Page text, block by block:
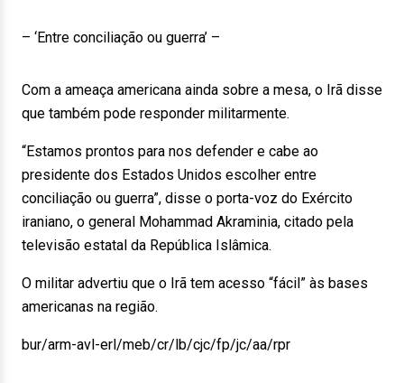
– ‘Entre conciliação ou guerra’ –
Com a ameaça americana ainda sobre a mesa, o Irã disse
que também pode responder militarmente.
“Estamos prontos para nos defender e cabe ao
presidente dos Estados Unidos escolher entre
conciliação ou guerra”, disse o porta-voz do Exército
iraniano, o general Mohammad Akraminia, citado pela
televisão estatal da República Islâmica.
O militar advertiu que o Irã tem acesso “fácil” às bases
americanas na região.
bur/arm-avl-erl/meb/cr/lb/cjc/fp/jc/aa/rpr